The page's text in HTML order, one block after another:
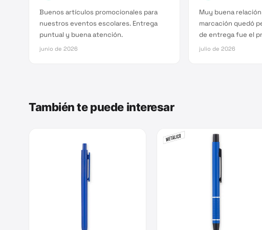
Buenos artículos promocionales para
nuestros eventos escolares. Entrega
puntual y buena atención.
junio de 2026
Muy buena
marcación quedó
de entrega fue el
julio de 2026
También te puede interesar